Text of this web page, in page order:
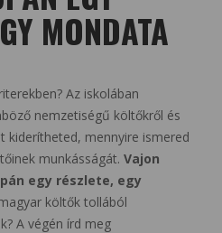
MONDATA
Az iskolában
nemzetiségű költőkről és
kiderítheted, mennyire ismered
munkásságát. Vajon
egy részlete, egy
költők tollából
A végén írd meg